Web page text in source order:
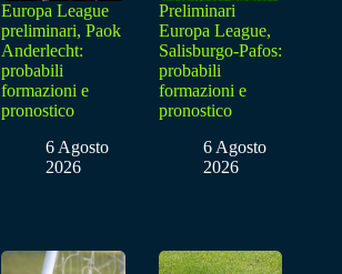
Europa League
preliminari, Paok
Anderlecht:
probabili
formazioni e
pronostico
6 Agosto
2026
Preliminari
Europa League,
Salisburgo-Pafos:
probabili
formazioni e
pronostico
6 Agosto
2026